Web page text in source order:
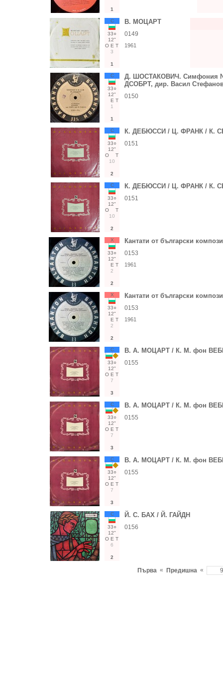
1
С
33○
12"
О Е Т
3
1
В. МОЦАРТ
0149
1961
С
33○
12"
Е Т
1
1
Д. ШОСТАКОВИЧ. Симфония
ДСОБРТ, дир. Васил
0150
С
33○
12"
О
Т
10
2
К. ДЕБЮССИ / Ц. ФРАНК / К.
0151
С
33○
12"
О
Т
10
2
К. ДЕБЮССИ / Ц. ФРАНК / К.
0151
Х
33○
12"
Е Т
2
2
Кантати от български
0153
1961
Х
33○
12"
Е Т
2
2
Кантати от български
0153
1961
С
33○
12"
О Е Т
7
3
В. А. МОЦАРТ / К. М. фон
0155
С
33○
12"
О Е Т
7
3
В. А. МОЦАРТ / К. М. фон
0155
С
33○
12"
О Е Т
7
3
В. А. МОЦАРТ / К. М. фон
0155
С
33○
12"
О Е Т
6
2
Й. С. БАХ / Й. ГАЙДН
0156
Първа « Предишна «